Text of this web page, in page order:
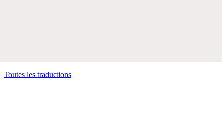
Toutes les traductions